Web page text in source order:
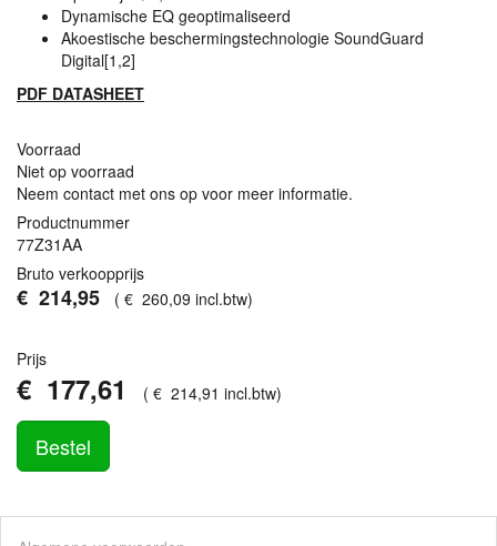
Dynamische EQ geoptimaliseerd
Akoestische beschermingstechnologie SoundGuard
Digital[1,2]
PDF DATASHEET
Voorraad
Niet op voorraad
Neem contact met ons op voor meer informatie.
Productnummer
77Z31AA
Bruto verkoopprijs
€ 214,95 ( € 260,09 incl.btw)
Prijs
€ 177,61 ( € 214,91 incl.btw)
Bestel